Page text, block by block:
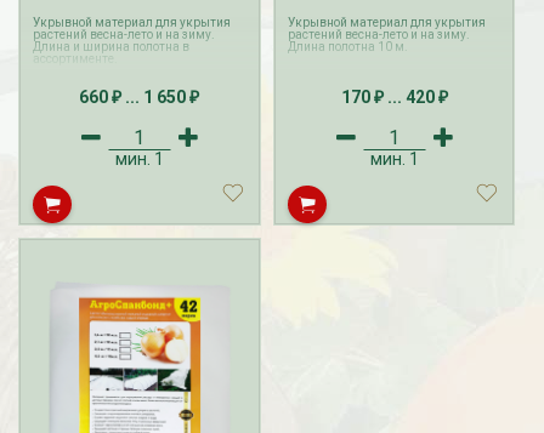
Укрывной материал для укрытия
растений весна-лето и на зиму.
Длина и ширина полотна в
ассортименте.
660₽ ... 1 650₽
мин. 1
Укрывной материал для укрытия
растений весна-лето и на зиму.
Длина полотна 10 м.
170 ₽... 420 ₽
мин. 1